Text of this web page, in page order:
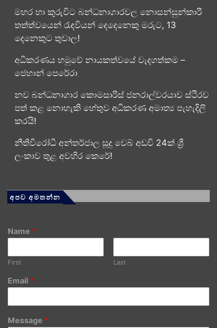
මහර හා කුරුවිට බන්ධනාගාරවල නොසන්සුන්කාරී
තත්ත්වයෙන් රැඳවියන් දෙදෙනෙකු මරුට, 13
දෙනෙකුට තුවාල!
අධිකරණය හමුවේ නායකත්වයේ වැදගත්කම –
ජෙහාන් පෙරේරා
නව බන්ධනාගාර කොමසාරිස් ජනරාල්වරයාව ස්ථිරව
පත් කළ නොහැකි හේතුව අධිකරණ අමාත්‍ය පැහැදිලි
කරයි!
නීතිවිරෝධී අන්තර්ජාල සූදු වෙබ් අඩවි 24ක් ශ්‍රී
ලංකාව තුළ අවහිර කෙරේ!
අපව අමතන්න
Name *
First Last
Email *
Message *